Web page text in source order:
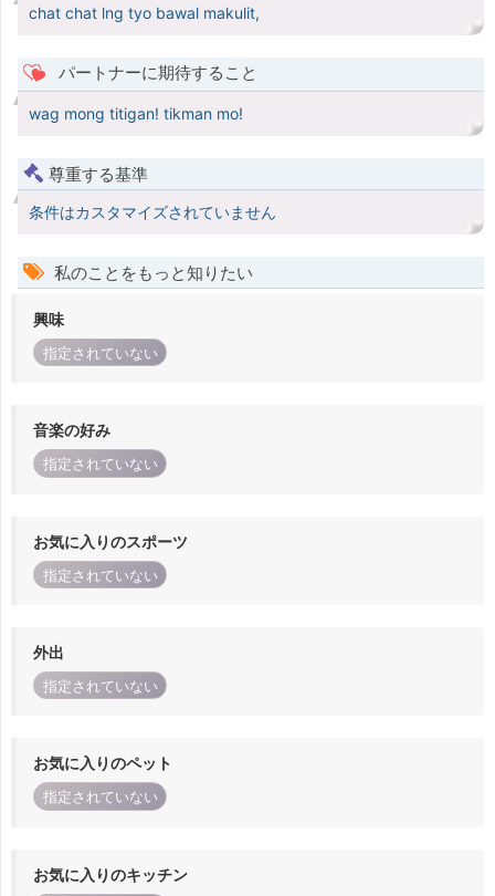
chat chat lng tyo bawal makulit,
パートナーに期待すること
wag mong titigan! tikman mo!
尊重する基準
条件はカスタマイズされていません
私のことをもっと知りたい
興味
指定されていない
音楽の好み
指定されていない
お気に入りのスポーツ
指定されていない
外出
指定されていない
お気に入りのペット
指定されていない
お気に入りのキッチン